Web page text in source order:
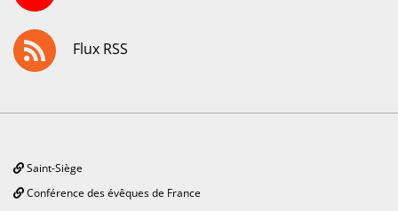
Flux RSS
Saint-Siège
Conférence des évêques de France